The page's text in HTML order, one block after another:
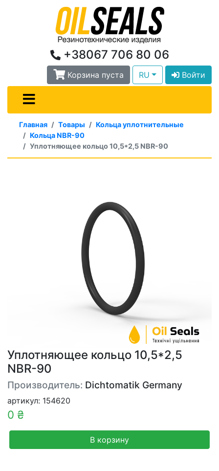
+38067 706 80 06
Корзина пуста RU Войти
Главная Товары
Кольца уплотнительные
Кольца NBR-90
Уплотняющее кольцо 10,5*2,5 NBR-90
Уплотняющее кольцо 10,5*2,5
NBR-90
Производитель: Dichtomatik Germany
артикул: 154620
0 ₴
В корзину